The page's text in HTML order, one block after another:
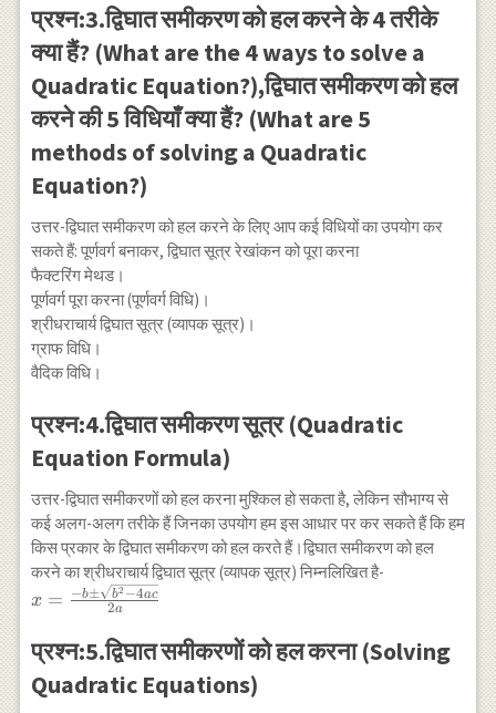
x+c=0
प्रश्न:3.द्विघात समीकरण को हल करने के 4 तरीके
क्या हैं? (What are the 4 ways to solve a
Quadratic Equation?),द्विघात समीकरण को हल
करने की 5 विधियाँ क्या हैं? (What are 5
methods of solving a Quadratic
Equation?)
उत्तर-द्विघात समीकरण को हल करने के लिए आप कई विधियों का उपयोग कर
सकते हैं: पूर्णवर्ग बनाकर, द्विघात सूत्र रेखांकन को पूरा करना
फैक्टरिंग मेथड।
पूर्णवर्ग पूरा करना (पूर्णवर्ग विधि)।
श्रीधराचार्य द्विघात सूत्र (व्यापक सूत्र)।
ग्राफ विधि।
वैदिक विधि।
प्रश्न:4.द्विघात समीकरण सूत्र (Quadratic
Equation Formula)
उत्तर-द्विघात समीकरणों को हल करना मुश्किल हो सकता है, लेकिन सौभाग्य से
कई अलग-अलग तरीके हैं जिनका उपयोग हम इस आधार पर कर सकते हैं कि हम
किस प्रकार के द्विघात समीकरण को हल करते हैं।द्विघात समीकरण को हल
करने का श्रीधराचार्य द्विघात सूत्र (व्यापक सूत्र) निम्नलिखित है-
x=\frac{-b
\sqrt{b^{2}-4
a c}}{2 a}
x = 2a
−b± b2 −4ac
प्रश्न:5.द्विघात समीकरणों को हल करना (Solving
Quadratic Equations)